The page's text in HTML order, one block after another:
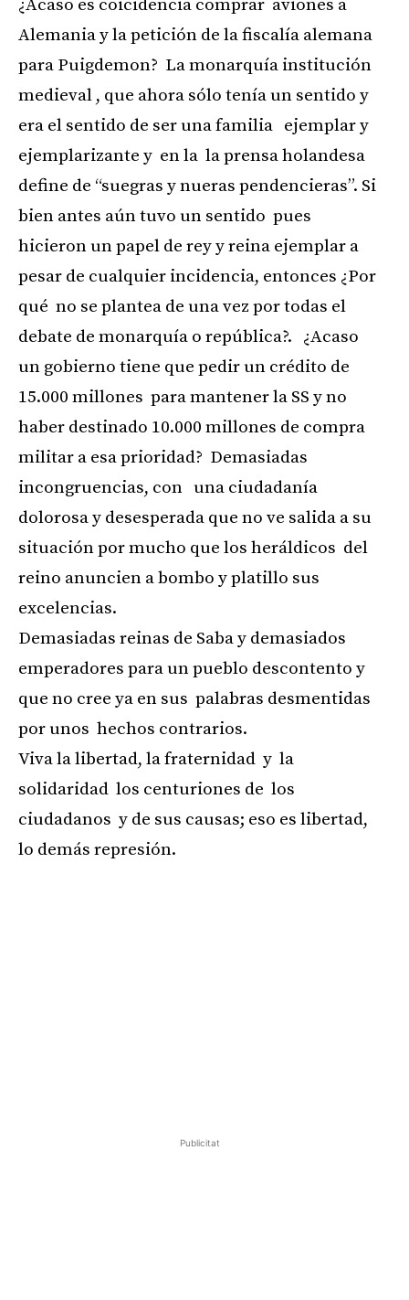
¿Acaso es coicidencia comprar aviones a
Alemania y la petición de la fiscalía alemana
para Puigdemon? La monarquía institución
medieval , que ahora sólo tenía un sentido y
era el sentido de ser una familia ejemplar y
ejemplarizante y en la la prensa holandesa
define de “suegras y nueras pendencieras”. Si
bien antes aún tuvo un sentido pues
hicieron un papel de rey y reina ejemplar a
pesar de cualquier incidencia, entonces ¿Por
qué no se plantea de una vez por todas el
debate de monarquía o república?. ¿Acaso
un gobierno tiene que pedir un crédito de
15.000 millones para mantener la SS y no
haber destinado 10.000 millones de compra
militar a esa prioridad? Demasiadas
incongruencias, con una ciudadanía
dolorosa y desesperada que no ve salida a su
situación por mucho que los heráldicos del
reino anuncien a bombo y platillo sus
excelencias.
Demasiadas reinas de Saba y demasiados
emperadores para un pueblo descontento y
que no cree ya en sus palabras desmentidas
por unos hechos contrarios.
Viva la libertad, la fraternidad y la
solidaridad los centuriones de los
ciudadanos y de sus causas; eso es libertad,
lo demás represión.
Publicitat